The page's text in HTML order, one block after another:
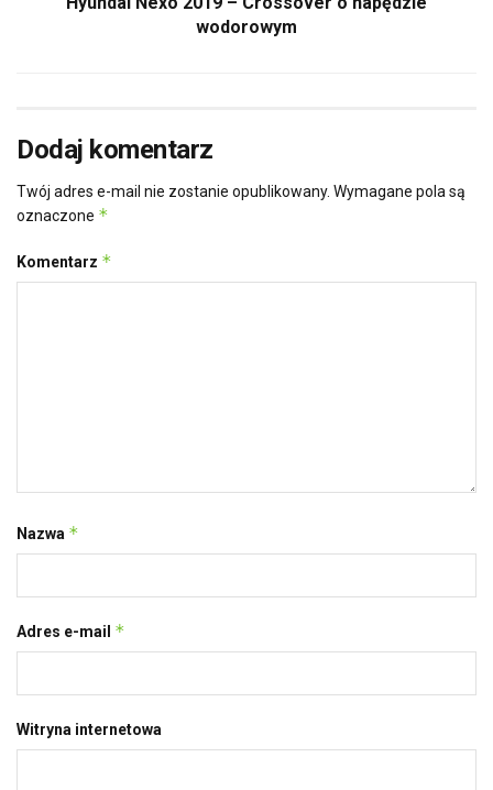
wodorowym
Dodaj komentarz
Twój adres e-mail nie zostanie opublikowany. Wymagane pola są
oznaczone *
Komentarz *
Nazwa *
Adres e-mail *
Witryna internetowa